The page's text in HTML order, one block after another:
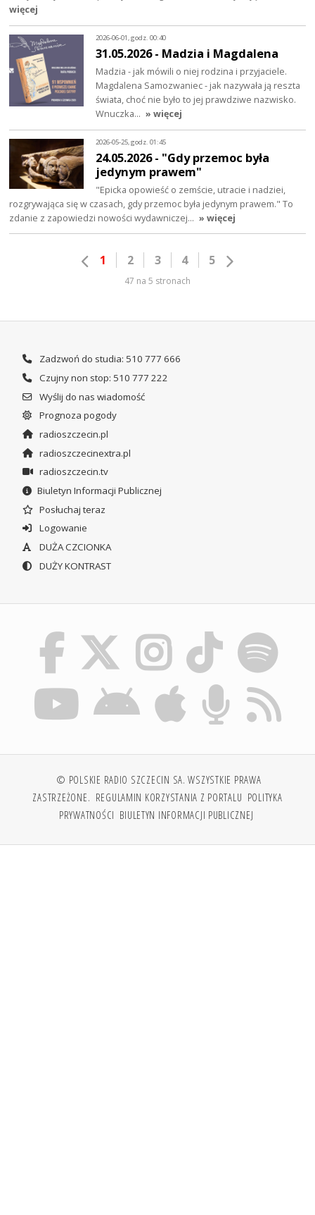
więcej
2026-06-01, godz. 00:40
31.05.2026 - Madzia i Magdalena
Madzia - jak mówili o niej rodzina i przyjaciele.
Magdalena Samozwaniec - jak nazywała ją reszta
świata, choć nie było to jej prawdziwe nazwisko.
Wnuczka… » więcej
2026-05-25, godz. 01:45
24.05.2026 - "Gdy przemoc była
jedynym prawem"
"Epicka opowieść o zemście, utracie i nadziei,
rozgrywająca się w czasach, gdy przemoc była jedynym prawem." To
zdanie z zapowiedzi nowości wydawniczej… » więcej
1 2 3 4 5
47 na 5 stronach
Zadzwoń do studia: 510 777 666
Czujny non stop: 510 777 222
Wyślij do nas wiadomość
Prognoza pogody
radioszczecin.pl
radioszczecinextra.pl
radioszczecin.tv
Biuletyn Informacji Publicznej
Posłuchaj teraz
Logowanie
DUŻA CZCIONKA
DUŻY KONTRAST
© POLSKIE RADIO SZCZECIN SA. WSZYSTKIE PRAWA
ZASTRZEŻONE. REGULAMIN KORZYSTANIA Z PORTALU POLITYKA
PRYWATNOŚCI BIULETYN INFORMACJI PUBLICZNEJ